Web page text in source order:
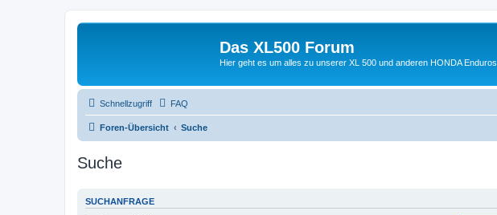
Das XL500 Forum
Hier geht es um alles zu unserer XL 500 und anderen HONDA Enduros
Schnellzugriff FAQ
Foren-Übersicht Suche
Suche
SUCHANFRAGE